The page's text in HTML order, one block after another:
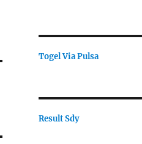
Togel Via Pulsa
Result Sdy